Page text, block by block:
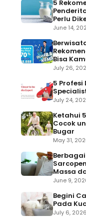
5
Perlu
June 14,
Bisa
July 26,
5
July 24,
Ketahui
Cocok
Bugar
May 31,
Massa
June 9,
Begini
Pada
July 6, 2026